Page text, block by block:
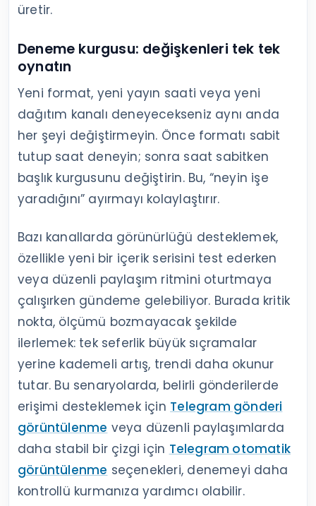
üretir.
Deneme kurgusu: değişkenleri tek tek
oynatın
Yeni format, yeni yayın saati veya yeni
dağıtım kanalı deneyecekseniz aynı anda
her şeyi değiştirmeyin. Önce formatı sabit
tutup saat deneyin; sonra saat sabitken
başlık kurgusunu değiştirin. Bu, “neyin işe
yaradığını” ayırmayı kolaylaştırır.
Bazı kanallarda görünürlüğü desteklemek,
özellikle yeni bir içerik serisini test ederken
veya düzenli paylaşım ritmini oturtmaya
çalışırken gündeme gelebiliyor. Burada kritik
nokta, ölçümü bozmayacak şekilde
ilerlemek: tek seferlik büyük sıçramalar
yerine kademeli artış, trendi daha okunur
tutar. Bu senaryolarda, belirli gönderilerde
erişimi desteklemek için Telegram gönderi
görüntülenme veya düzenli paylaşımlarda
daha stabil bir çizgi için Telegram otomatik
görüntülenme seçenekleri, denemeyi daha
kontrollü kurmanıza yardımcı olabilir.